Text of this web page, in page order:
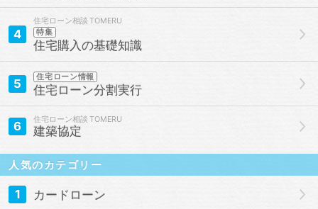
4
住宅ローン相談
特集
住宅購入の基礎知識
5 住宅ローン情報
住宅ローン分割実行
6 住宅ローン相談
建築協定
人気のカテゴリー
1 カードローン